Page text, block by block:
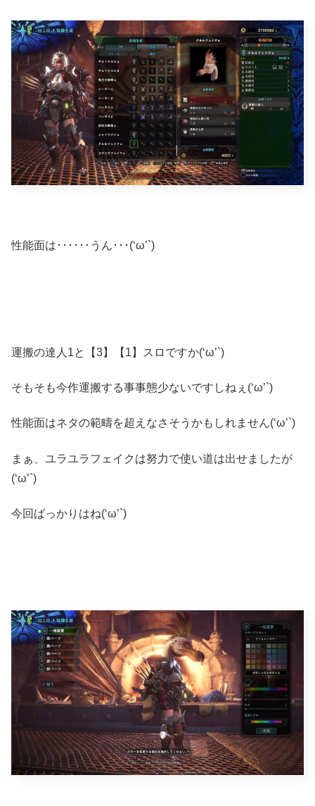
性能面は･･････うん･･･(‘ω’`)
運搬の達人1と【3】【1】スロですか(‘ω’`)
そもそも今作運搬する事事態少ないですしねぇ(‘ω’`)
性能面はネタの範疇を超えなさそうかもしれません(‘ω’`)
まぁ、ユラユラフェイクは努力で使い道は出せましたが
(‘ω’`)
今回ばっかりはね(‘ω’`)